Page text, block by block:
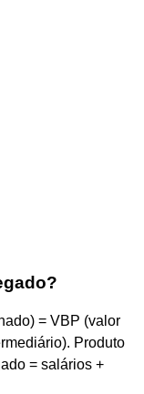
= VBP (valor
Produto
= salários +